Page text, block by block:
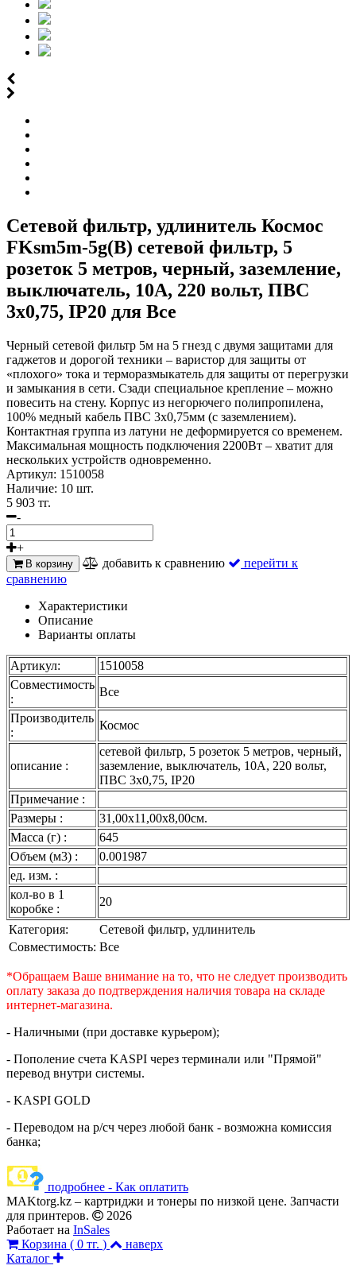
Сетевой фильтр, удлинитель Космос
FKsm5m-5g(B) сетевой фильтр, 5
розеток 5 метров, черный, заземление,
выключатель, 10А, 220 вольт, ПВС
3х0,75, IP20 для Все
Черный сетевой фильтр 5м на 5 гнезд с двумя защитами для
гаджетов и дорогой техники – варистор для защиты от
«плохого» тока и терморазмыкатель для защиты от перегрузки
и замыкания в сети. Сзади специальное крепление – можно
повесить на стену. Корпус из негорючего полипропилена,
100% медный кабель ПВС 3х0,75мм (с заземлением).
Контактная группа из латуни не деформируется со временем.
Максимальная мощность подключения 2200Вт – хватит для
нескольких устройств одновременно.
Артикул: 1510058
Наличие: 10 шт.
5 903 тг.
-
+
В корзину добавить к сравнению
перейти к
сравнению
Характеристики
Описание
Варианты оплаты
Артикул:
1510058
Совместимость
:
Все
Производитель
:
Космос
описание :
сетевой фильтр, 5 розеток 5 метров, черный,
заземление, выключатель, 10А, 220 вольт,
ПВС 3х0,75, IP20
Примечание :
Размеры :
31,00x11,00x8,00см.
Масса (г) :
645
Объем (м3) :
0.001987
ед. изм. :
кол-во в 1
коробке :
20
Категория:
Сетевой фильтр, удлинитель
Совместимость: Все
*Обращаем Ваше внимание на то, что не следует производить
оплату заказа до подтверждения наличия товара на складе
интернет-магазина.
- Наличными (при доставке курьером);
- Пополение счета KASPI через терминали или "Прямой"
перевод внутри системы.
- KASPI GOLD
- Переводом на р/сч через любой банк - возможна комиссия
банка;
подробнее - Как оплатить
MAKtorg.kz – картриджи и тонеры по низкой цене. Запчасти
для принтеров.
2026
Работает на InSales
Корзина ( 0 тг. )
наверх
Каталог